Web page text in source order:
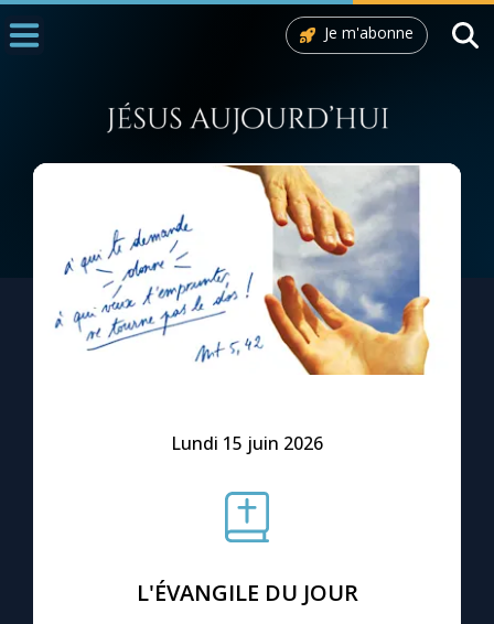
1000 Raisons de Croire
L'actualité de la semaine
La chaîne Youtube
Je m'abonne
Lundi 15 juin 2026
L'ÉVANGILE DU JOUR